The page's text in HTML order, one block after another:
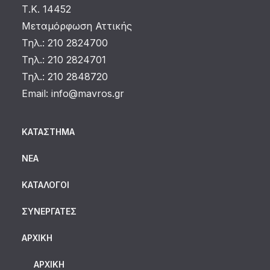
Τ.Κ. 14452
Μεταμόρφωση Αττικής
Τηλ.: 210 2824700
Τηλ.: 210 2824701
Τηλ.: 210 2848720
Email: info@mavros.gr
ΚΑΤΆΣΤΗΜΑ
ΝΈΑ
ΚΑΤΆΛΟΓΟΙ
ΣΥΝΕΡΓΆΤΕΣ
ΑΡΧΙΚΗ
ΑΡΧΙΚΉ